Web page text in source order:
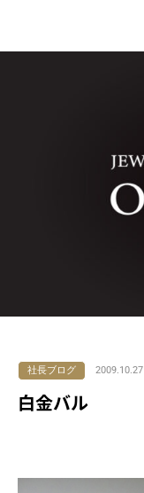
を
社長ブログ 2009.10.27
白金バル